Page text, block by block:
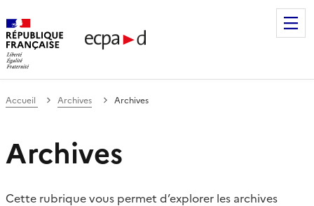
de communication et de production
Accueil Archives Archives
Archives
Cette rubrique vous permet d’explorer les archives